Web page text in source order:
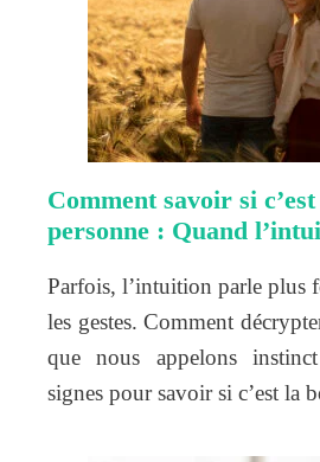
Comment savoir si
personne : Quand
Parfois, l’intuition parle plus
les gestes. Comment
que nous appelons
signes pour savoir si c’est la